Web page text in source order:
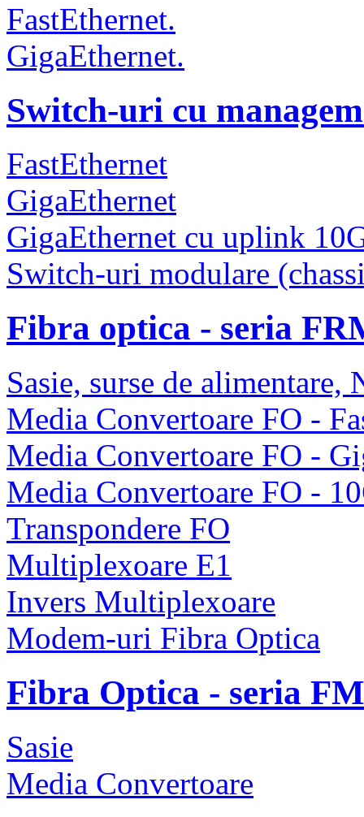
FastEthernet.
GigaEthernet.
Switch-uri cu
FastEthernet
GigaEthernet
GigaEthernet cu uplink
Switch-uri modulare
Fibra optica - seria
Sasie, surse de alimentare,
Media Convertoare FO -
Media Convertoare FO -
Media Convertoare FO -
Transpondere FO
Multiplexoare E1
Invers Multiplexoare
Modem-uri Fibra Optica
Fibra Optica - seria
Sasie
Media Convertoare